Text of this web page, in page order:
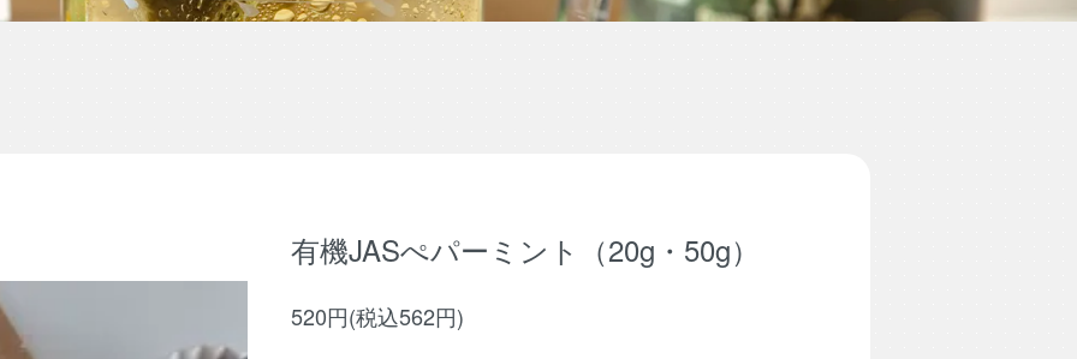
有機JASぺパーミント（20g・50g）
520円(税込562円)